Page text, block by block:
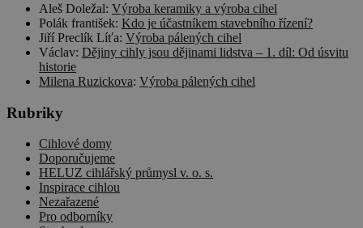
Aleš Doležal: Výroba keramiky a výroba cihel
Polák františek: Kdo je účastníkem stavebního řízení?
Jiří Preclík Líťa: Výroba pálených cihel
Václav: Dějiny cihly jsou dějinami lidstva – 1. díl: Od úsvitu
historie
Milena Ruzickova: Výroba pálených cihel
Rubriky
Cihlové domy
Doporučujeme
HELUZ cihlářský průmysl v. o. s.
Inspirace cihlou
Nezařazené
Pro odborníky